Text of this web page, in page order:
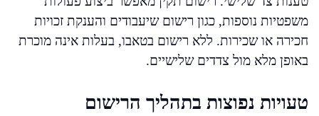
משפטיות נוספות, כגון רישום שיעבודים והענקת זכויות
חכירה או שכירות. ללא רישום בטאבו, בעלות אינה מוכרת
באופן מלא מול צדדים שלישיים.
טעויות נפוצות בתהליך הרישום